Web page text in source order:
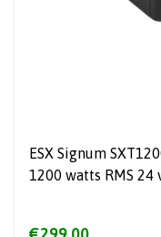
ESX Signum
1200 watts RMS 24